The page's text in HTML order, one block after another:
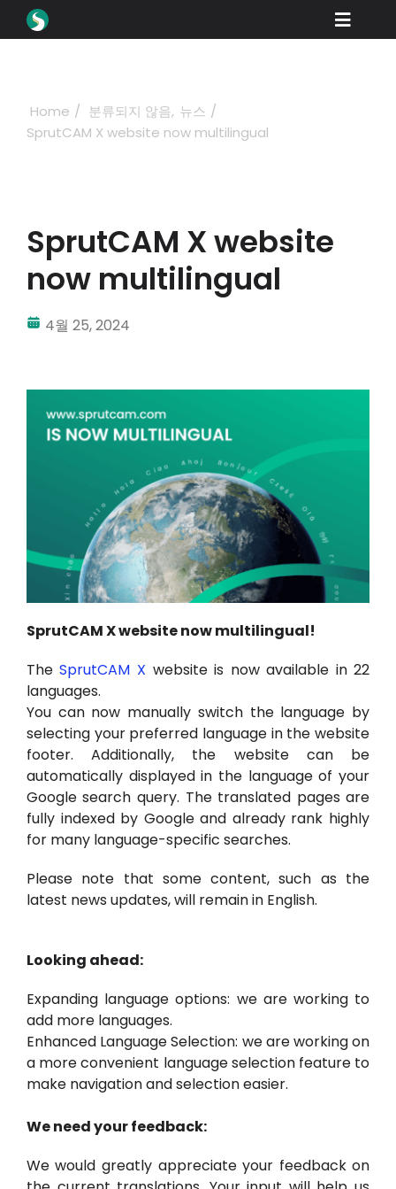
Toggle
학습
산업 분야
내 계정
Home 분류되지 않음 뉴스
SprutCAM X website now multilingual
SprutCAM X website
now multilingual
4월 25, 2024
SprutCAM X website now multilingual!
TheSprutCAM X website is now available in 22
languages.
You can now manually switch the language by
selecting your preferred language in the website
footer. Additionally, the website can be
automatically displayed in the language of your
Google search query. The translated pages are
fully indexed by Google and already rank highly
for many language-specific searches.
Please note that some content, such as the
latest news updates, will remain in English.
Looking ahead:
Expanding language options: we are working to
add more languages.
Enhanced Language Selection: we are working on
a more convenient language selection feature to
make navigation and selection easier.
We need your feedback:
We would greatly appreciate your feedback on